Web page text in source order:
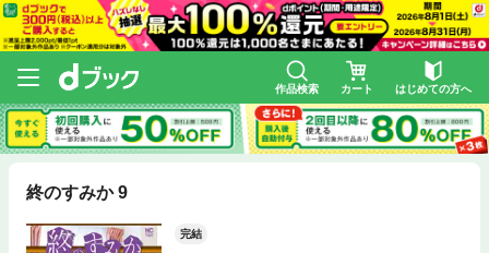
作品検索 カート はじめての方へ
終のすみか 9
完結